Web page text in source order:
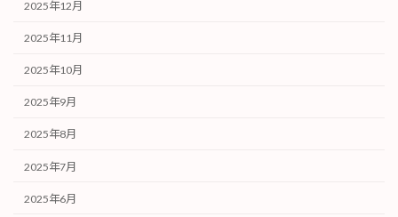
2025年12月
2025年11月
2025年10月
2025年9月
2025年8月
2025年7月
2025年6月